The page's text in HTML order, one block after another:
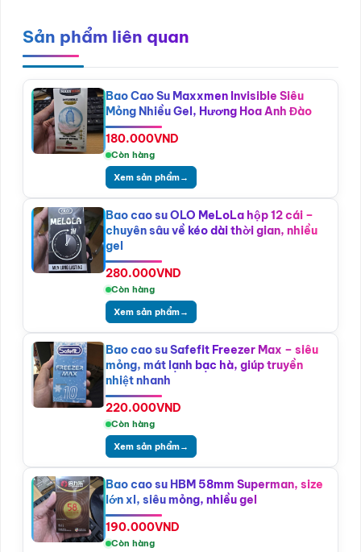
Sản phẩm liên quan
Bao Cao Su Maxxmen Invisible Siêu
Mỏng Nhiều Gel, Hương Hoa Anh Đào
180.000VND
Còn hàng
Xem sản phẩm→
Bao cao su OLO MeLoLa hộp 12 cái –
chuyên sâu về kéo dài thời gian, nhiều
gel
280.000VND
Còn hàng
Xem sản phẩm→
Bao cao su Safefit Freezer Max – siêu
mỏng, mát lạnh bạc hà, giúp truyền
nhiệt nhanh
220.000VND
Còn hàng
Xem sản phẩm→
Bao cao su HBM 58mm Superman, size
lớn xl, siêu mỏng, nhiều gel
190.000VND
Còn hàng